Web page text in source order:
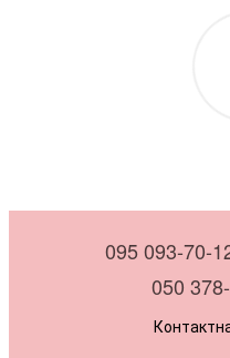
095 093-70-
050